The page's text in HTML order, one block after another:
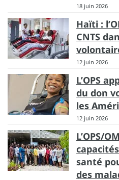
18 juin 2026
Haïti :
CNTS
12 juin 2026
L’OPS
du don
les
12 juin 2026
L’OPS/
santé
des